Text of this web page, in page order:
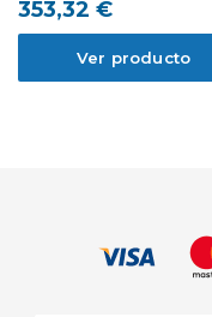
353,32 €
Ver producto